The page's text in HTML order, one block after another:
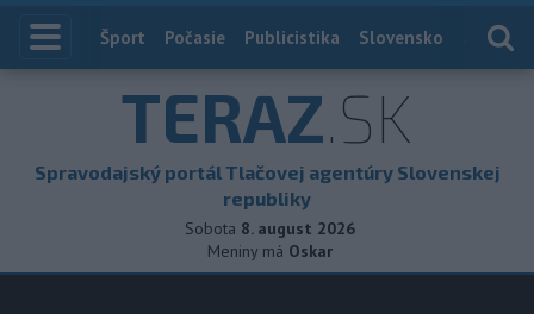
Index
Šport Počasie Publicistika Slovensko
TERAZ.SK
Spravodajský portál Tlačovej agentúry Slovenskej
republiky
Sobota 8. august 2026
Meniny má Oskar